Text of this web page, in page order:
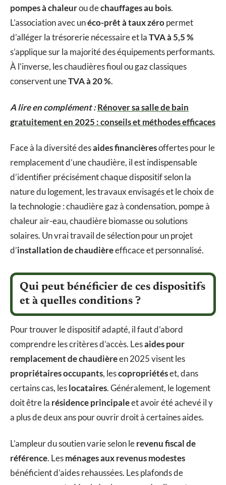
pompes à chaleurou dechauffages au bois.
L’association avec unéco-prêt à taux zéropermet
d’alléger la trésorerie nécessaire et laTVA à 5,5 %
s’applique sur la majorité des équipements performants.
À l’inverse, les chaudières fioul ou gaz classiques
conservent uneTVA à 20 %.
A lire en complément :Rénover sa salle de bain
gratuitement en 2025 : conseils et méthodes efficaces
Face à la diversité desaides financièresoffertes pour le
remplacement d’une chaudière, il est indispensable
d’identifier précisément chaque dispositif selon la
nature du logement, les travaux envisagés et le choix de
la technologie : chaudière gaz à condensation, pompe à
chaleur air-eau, chaudière biomasse ou solutions
solaires. Un vrai travail de sélection pour un projet
d’installation de chaudièreefficace et personnalisé.
Qui peut bénéficier de ces dispositifs
et à quelles conditions ?
Pour trouver le dispositif adapté, il faut d’abord
comprendre les critères d’accès. Lesaides pour
remplacement de chaudièreen 2025 visent les
propriétaires occupants, lescopropriétéset, dans
certains cas, leslocataires. Généralement, le logement
doit être la résidence principaleet avoir été achevé il y
a plus de deux ans pour ouvrir droit à certaines aides.
L’ampleur du soutien varie selon lerevenu fiscal de
référence. Lesménages aux revenus modestes
bénéficient d’aides rehaussées. Les plafonds de